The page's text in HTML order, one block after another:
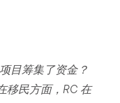
目筹集了资金？
移民方面，RC 在